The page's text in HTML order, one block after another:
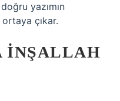
yazımın
çıkar.
INŞALLAH